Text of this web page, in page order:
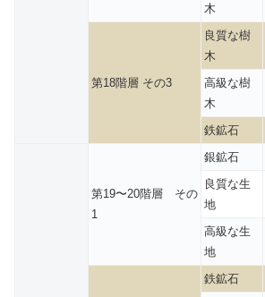
木
第18階層 その3
良質な樹
木
高級な樹
木
鉄鉱石
第19〜20階層 その
1
銀鉱石
良質な生
地
高級な生
地
鉄鉱石